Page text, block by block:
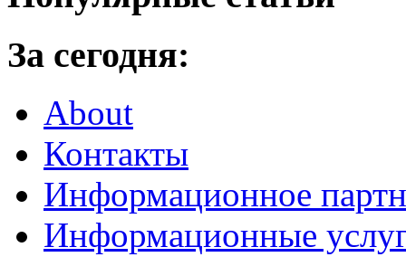
За сегодня:
About
Контакты
Информационное
Информационные